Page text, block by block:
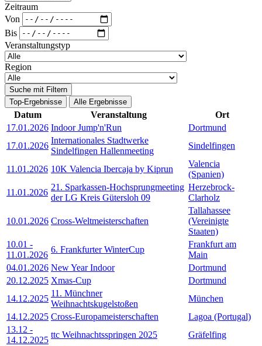
Zeitraum
Von
Bis
Veranstaltungstyp
Region
Suche mit Filtern
Top-Ergebnisse
Alle Ergebnisse
Datum Veranstaltung
Ort
17.01.2026 Indoor Jump'n'Run
Dortmund
17.01.2026
Internationales Stadtwerke
Sindelfingen Hallenmeeting
Sindelfingen
11.01.2026 10K Valencia Ibercaja by Kiprun
Valencia
(Spanien)
11.01.2026
21. Sparkassen-Hochsprungmeeting
der LG Kreis Gütersloh 09
Herzebrock-
Clarholz
10.01.2026 Cross-Weltmeisterschaften
Tallahassee
(Vereinigte
Staaten)
10.01 -
11.01.2026
6. Frankfurter WinterCup
Frankfurt am
Main
04.01.2026 New Year Indoor
Dortmund
20.12.2025 Xmas-Cup
Dortmund
14.12.2025
11. Münchner
Weihnachtskugelstoßen
München
14.12.2025 Cross-Europameisterschaften
Lagoa (Portugal)
13.12 -
14.12.2025
ttc Weihnachtsspringen 2025 Gräfelfing